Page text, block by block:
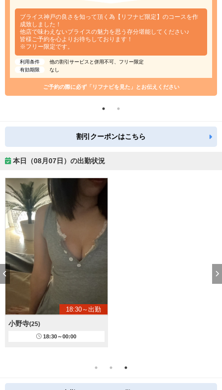
ブライス神戸の良さを知って頂く為【リフナビ限定】のコースを作
成致しました！
他店で味わえないブライスの魅力を思う存分堪能してください♪
皆様ご予約を心よりお待ちしております！
※フリー限定です。
利用条件
他の割引サービスと併用不可、フリー限定
有効期限
なし
ご予約の際に必ず「リフナビを見た」とお伝えください
割引クーポンはこちら
本日（08月07日）の出勤状況
18:30～出勤
小野寺(25)
18:30～00:00